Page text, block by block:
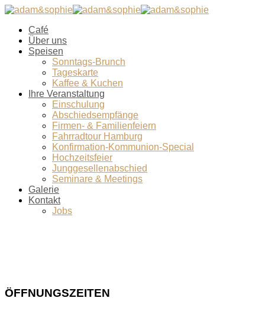
Café
Über uns
Speisen
Sonntags-Brunch
Tageskarte
Kaffee & Kuchen
Ihre Veranstaltung
Einschulung
Abschiedsempfänge
Firmen- & Familienfeiern
Fahrradtour Hamburg
Konfirmation-Kommunion-Special
Hochzeitsfeier
Junggesellenabschied
Seminare & Meetings
Galerie
Kontakt
Jobs
ÖFFNUNGSZEITEN